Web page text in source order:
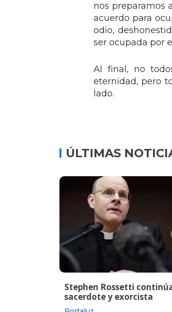
nos preparamos
acuerdo para
odio,
ser ocupada por
Al final, no
eternidad, pero
lado.
ÚLTIMAS
Stephen Rossetti
sacerdote y exorcista